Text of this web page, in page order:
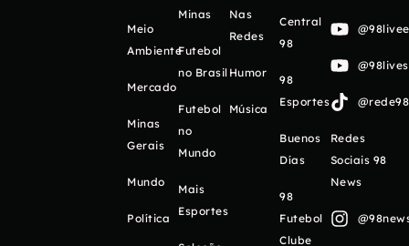
Meio
Ambiente
Mercado
Minas
Gerais
Mundo
Política
Minas
Futebol
no Brasil
Futebol
no
Mundo
Mais
Esportes
Nas
Redes
Humor
Música
Central
98
98
Esportes
Buenos
Días
98
Futebol
Clube
Redes
Sociais 98
News